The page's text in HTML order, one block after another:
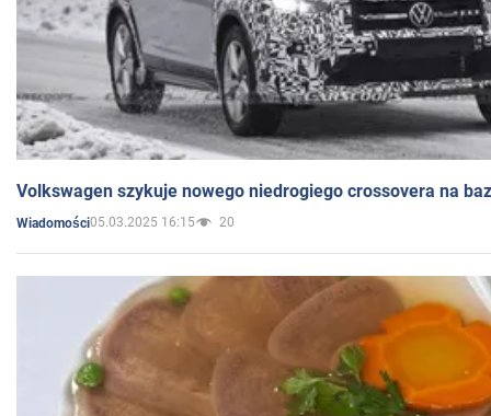
Volkswagen szykuje nowego niedrogiego crossovera na
Wiadomości05.03.2025 16:15 20